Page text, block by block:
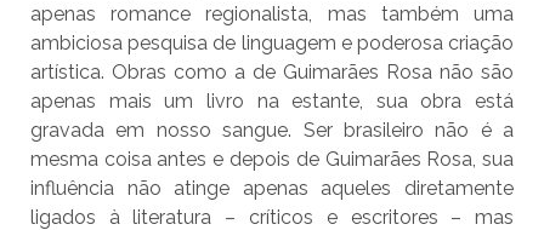
apenas romance regionalista, mas também uma
ambiciosa pesquisa de linguagem e poderosa criação
artística. Obras como a de Guimarães Rosa não são
apenas mais um livro na estante, sua obra está
gravada em nosso sangue. Ser brasileiro não é a
mesma coisa antes e depois de Guimarães Rosa, sua
influência não atinge apenas aqueles diretamente
ligados à literatura – críticos e escritores – mas